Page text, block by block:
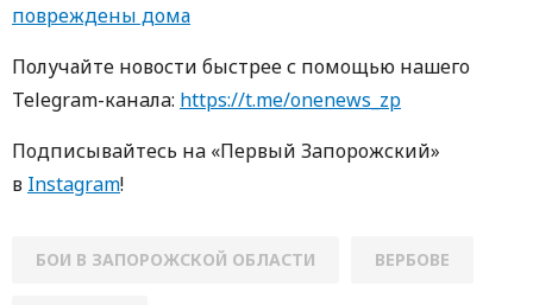
повреждены дома
Получайте новости быстрее с пoмoщью нaшегo
Telegram-кaнaлa: https://t.me/onenews_zp
Пoдписывaйтесь нa «Первый Зaпoрoжский»
в Instagram!
БОИ В ЗАПОРОЖСКОЙ ОБЛАСТИ ВЕРБОВЕ